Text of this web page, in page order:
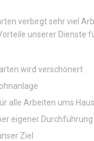
verbirgt sehr viel
unserer Dienste
wird verschönert
alle Arbeiten ums Haus
eigener Durchführung
Ziel